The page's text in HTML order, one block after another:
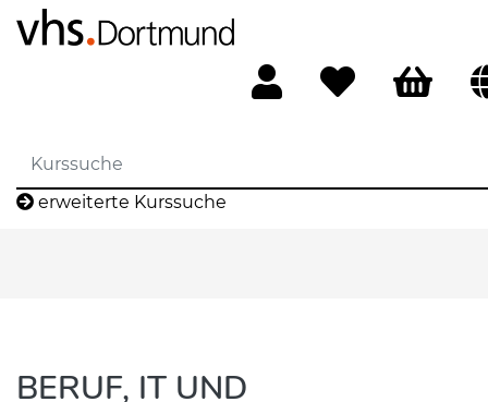
erweiterte Kurssuche
BERUF, IT UND